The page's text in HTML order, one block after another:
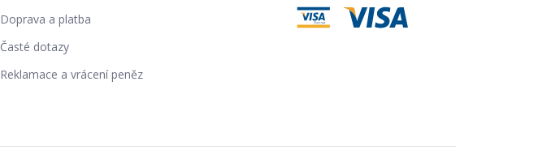
Doprava a platba
Časté dotazy
Reklamace a vrácení peněz